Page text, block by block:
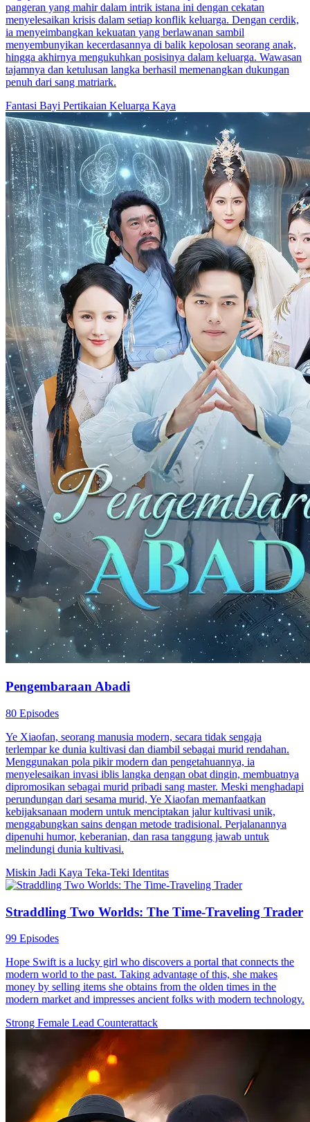
pangeran yang mahir dalam intrik istana ini dengan cekatan
menyelesaikan krisis dalam setiap konflik keluarga. Dengan cerdik,
ia menyeimbangkan kekuatan yang berlawanan sambil
menyembunyikan kecerdasannya di balik kepolosan seorang anak,
hingga akhirnya mengukuhkan posisinya dalam keluarga. Wawasan
tajamnya dan ketulusan langka berhasil memenangkan dukungan
penuh dari sang matriark.
Fantasi Bayi Pertikaian Keluarga Kaya
Pengembaraan Abadi
80 Episodes
Ye Xiaofan, seorang manusia modern, secara tidak sengaja
terlempar ke dunia kultivasi dan diambil sebagai murid rendahan.
Menggunakan pola pikir modern dan pengetahuannya, ia
menyelesaikan invasi iblis langka dengan obat dingin, membuatnya
dipromosikan sebagai murid pribadi sang master. Meski menghadapi
perundungan dari sesama murid, Ye Xiaofan memanfaatkan
kebijaksanaan modern untuk menciptakan jalur kultivasi unik,
menggabungkan sains dengan metode tradisional. Perjalanannya
dipenuhi humor, keberanian, dan rasa tanggung jawab untuk
melindungi dunia kultivasi.
Miskin Jadi Kaya Teka-Teki Identitas
Straddling Two Worlds: The Time-Traveling Trader
99 Episodes
Hope Swift is a lucky girl who discovers a portal that connects the
modern world to the past. Taking advantage of this, she makes
money by selling items she obtains from the olden times in the
modern market and impresses ancient folks with modern technology.
Strong Female Lead Counterattack